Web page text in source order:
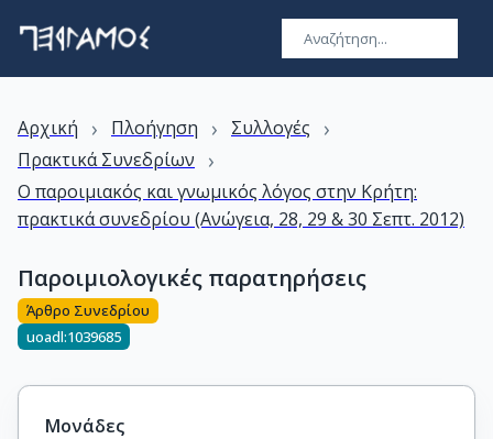
Αρχική › Πλοήγηση › Συλλογές ›
Πρακτικά Συνεδρίων ›
Ο παροιμιακός και γνωμικός λόγος στην Κρήτη:
πρακτικά συνεδρίου (Ανώγεια, 28, 29 & 30 Σεπτ. 2012)
Παροιμιολογικές παρατηρήσεις
Άρθρο Συνεδρίου
uoadl:1039685
Μονάδες